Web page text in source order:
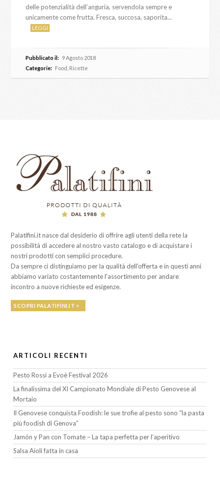
delle potenzialità dell’anguria, servendola sempre e
unicamente come frutta. Fresca, succosa, saporita…
LEGGI
Pubblicato il: 9 Agosto 2018
Categorie: Food Ricette
Palatifini.it nasce dal desiderio di offrire agli utenti della rete la
possibilità di accedere al nostro vasto catalogo e di acquistare i
nostri prodotti con semplici procedure.
Da sempre ci distinguiamo per la qualità dell'offerta e in questi anni
abbiamo variato costantemente l'assortimento per andare
incontro a nuove richieste ed esigenze.
SCOPRI PALATIFINI.IT >
ARTICOLI RECENTI
Pesto Rossi a Evoè Festival 2026
La finalissima del XI Campionato Mondiale di Pesto Genovese al
Mortaio
Il Genovese conquista Foodish: le sue trofie al pesto sono “la pasta
più foodish di Genova”
Jamón y Pan con Tomate – La tapa perfetta per l’aperitivo
Salsa Aioli fatta in casa